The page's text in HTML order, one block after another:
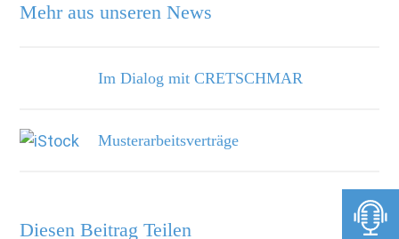
Mehr aus unseren News
Im Dialog mit CRETSCHMAR
Musterarbeitsverträge
Diesen Beitrag Teilen